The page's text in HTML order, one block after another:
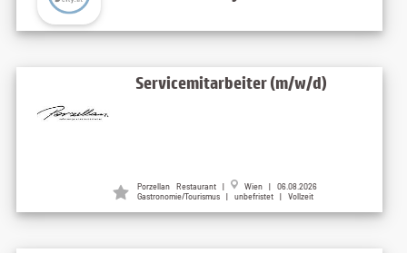
Servicemitarbeiter (m/w/d)
Porzellan Restaurant | Wien | 06.08.2026
Gastronomie/Tourismus | unbefristet | Vollzeit